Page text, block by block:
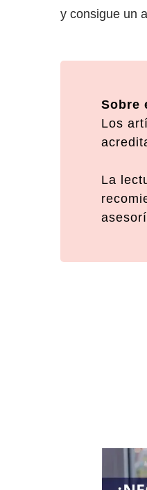
y consigue un
Sobre
Los
La